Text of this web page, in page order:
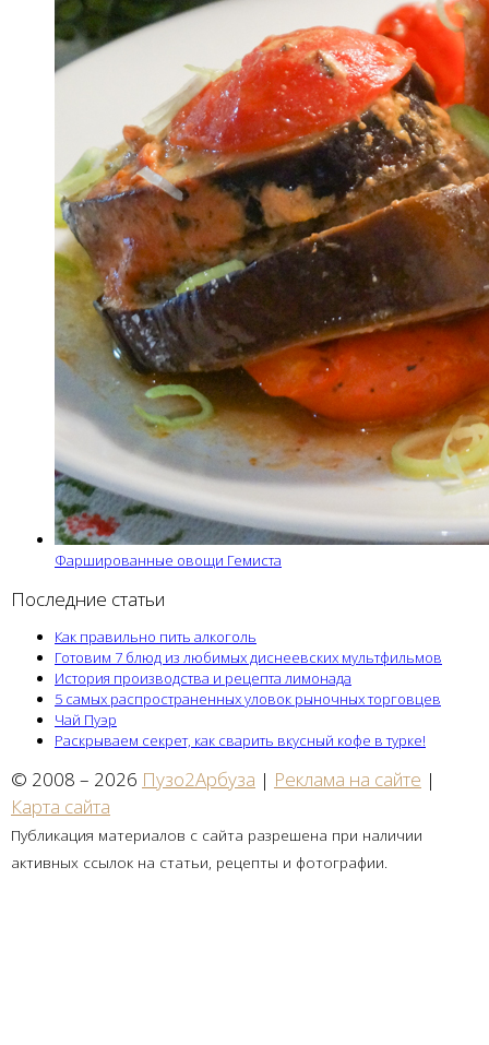
Фаршированные овощи Гемиста
Последние статьи
Как правильно пить алкоголь
Готовим 7 блюд из любимых диснеевских мультфильмов
История производства и рецепта лимонада
5 самых распространенных уловок рыночных торговцев
Чай Пуэр
Раскрываем секрет, как сварить вкусный кофе в турке!
© 2008 – 2026 Пузо2Арбуза | Реклама на сайте |
Карта сайта
Публикация материалов с сайта разрешена при наличии
активных ссылок на статьи, рецепты и фотографии.